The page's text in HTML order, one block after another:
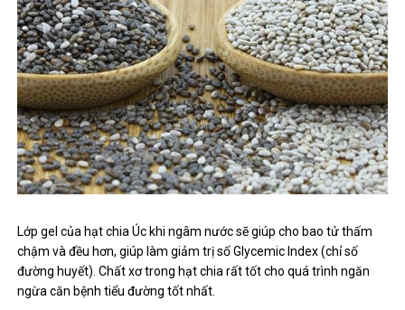
Lớp gel của hạt chia Úc khi ngâm nước sẽ giúp cho bao tử thấm
chậm và đều hơn, giúp làm giảm trị số Glycemic Index (chỉ số
đường huyết). Chất xơ trong hạt chia rất tốt cho quá trình ngăn
ngừa căn bệnh tiểu đường tốt nhất.